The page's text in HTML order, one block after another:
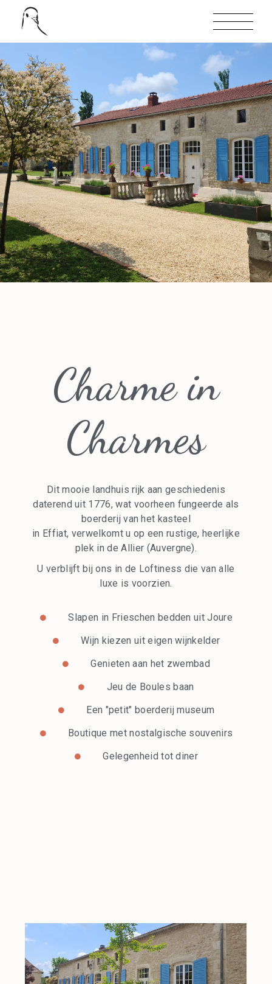
Charme in
Charmes
Dit mooie landhuis rijk aan geschiedenis
daterend uit 1776, wat voorheen fungeerde als
boerderij van het kasteel
in Effiat, verwelkomt u op een rustige, heerlijke
plek in de Allier (Auvergne).
U verblijft bij ons in de Loftiness die van alle
luxe is voorzien.
Slapen in Frieschen bedden uit Joure
Wijn kiezen uit eigen wijnkelder
Genieten aan het zwembad
Jeu de Boules baan
Een "petit" boerderij museum
Boutique met nostalgische souvenirs
Gelegenheid tot diner